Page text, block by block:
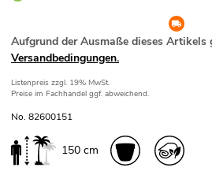
Aufgrund der Ausmaße dieses Artikels
Versandbedingungen.
Listenpreis zzgl. 19% MwSt.
Preise im Fachhandel ggf. abweichend.
No. 82600151
150 cm